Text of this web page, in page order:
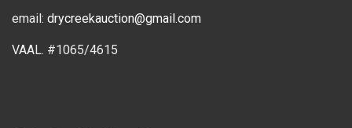
email: drycreekauction@gmail.com
VAAL. #1065/4615